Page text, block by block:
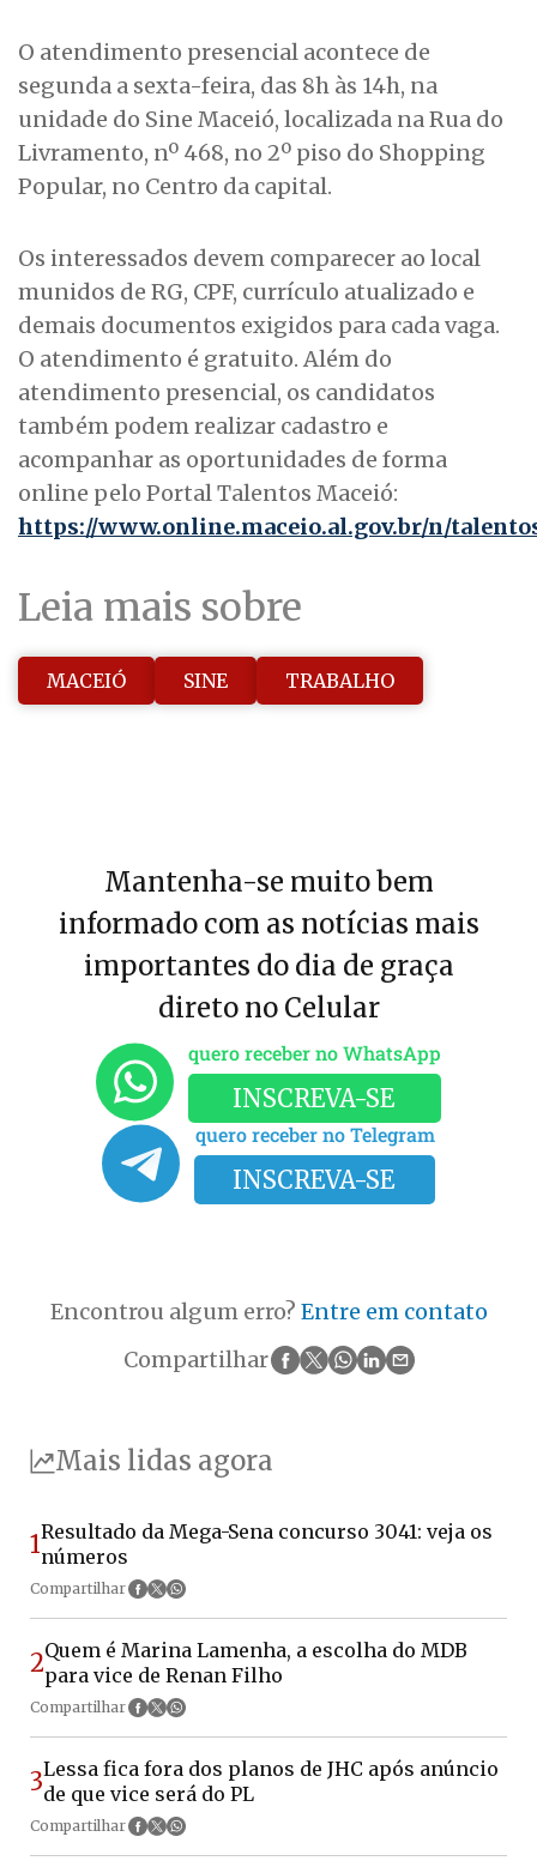
O atendimento presencial acontece de
segunda a sexta-feira, das 8h às 14h, na
unidade do Sine Maceió, localizada na Rua do
Livramento, nº 468, no 2º piso do Shopping
Popular, no Centro da capital.
Os interessados devem comparecer ao local
munidos de RG, CPF, currículo atualizado e
demais documentos exigidos para cada vaga.
O atendimento é gratuito. Além do
atendimento presencial, os candidatos
também podem realizar cadastro e
acompanhar as oportunidades de forma
online pelo Portal Talentos Maceió:
https://www.online.maceio.al.gov.br/n/
Leia mais sobre
MACEIÓ SINE TRABALHO
Mantenha-se muito bem
informado com as notícias mais
importantes do dia de graça
direto no Celular
quero receber no WhatsApp
INSCREVA-SE
quero receber no Telegram
INSCREVA-SE
Encontrou algum erro? Entre em contato
Compartilhar
Mais lidas agora
1Resultado da Mega-Sena concurso 3041: veja os
números
Compartilhar
2Quem é Marina Lamenha, a escolha do MDB
para vice de Renan Filho
Compartilhar
3Lessa fica fora dos planos de JHC após anúncio
de que vice será do PL
Compartilhar